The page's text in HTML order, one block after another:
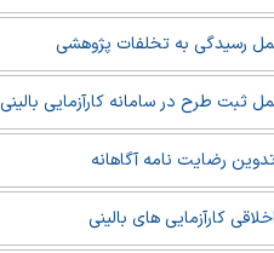
رسیدگی به تخلفات پژوهشی
ثبت طرح در سامانه کارآزمایی بالینی
رضایت نامه آگاهانه
کارآزمایی های بالینی